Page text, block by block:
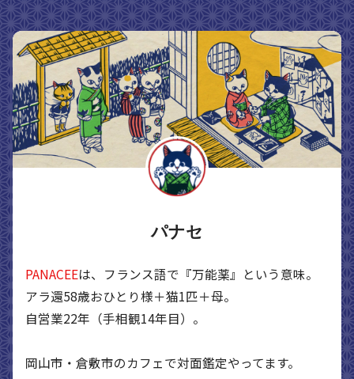
パナセ
PANACEEは、フランス語で『万能薬』という意味。
アラ還58歳おひとり様＋猫1匹＋母。
自営業22年（手相観14年目）。
岡山市・倉敷市のカフェで対面鑑定やってます。